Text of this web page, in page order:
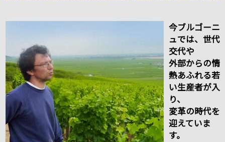
今ブルゴーニ
ュでは、世代
交代や
外部からの情
熱あふれる若
い生産者が入
り、
変革の時代を
迎えていま
す。